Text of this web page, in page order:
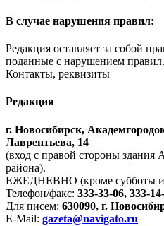
В случае нарушения правил:
Редакция оставляет за собой
поданные с нарушением правил.
Контакты, реквизиты
Редакция
г. Новосибирск,
Лаврентьева, 14
(вход с правой стороны здания
района).
ЕЖЕДНЕВНО (кроме субботы и
Телефон/факс: 333-33-06, 333-
Для писем: 630090, г.
E-Mail: gazeta@navigato.ru